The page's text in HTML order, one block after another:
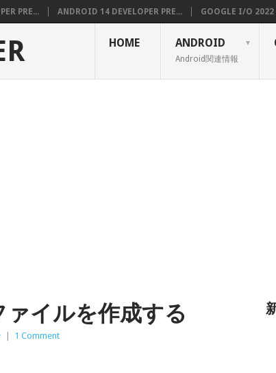
PRE... ANDROID 14 DEVELOPER PRE... GOOGLE I/O 2022
HOME ANDROID
Android関連情報
イルを作成する
1 Comment